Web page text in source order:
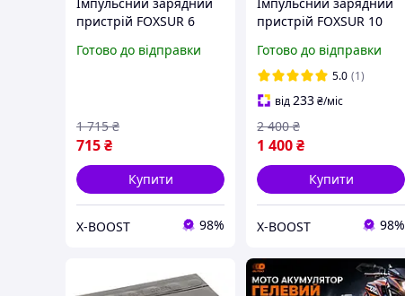
пристрій FOXSUR 6
автомобільних AGM
Готово до відправки
715₴
1 715 ₴
Купити
X-BOOST 98%
пристрій FOXSUR 10
автомобільних AGM
гелевих мото LiFePo4
акумуляторів
автоматична зарядка
Готово до відправки
5.0 (1)
від233₴/міс
1 400₴
2 400 ₴
Купити
X-BOOST 98%